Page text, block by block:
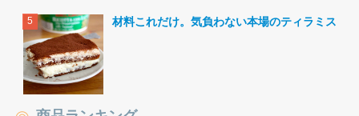
材料これだけ。気負わない本場のティラミス。